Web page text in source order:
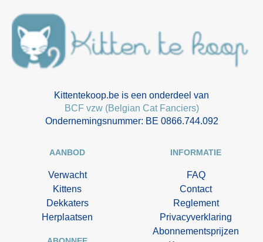
Kittentekoop.be is een onderdeel van
BCF vzw (Belgian Cat Fanciers)
Ondernemingsnummer: BE 0866.744.092
AANBOD
Verwacht
Kittens
Dekkaters
Herplaatsen
INFORMATIE
FAQ
Contact
Reglement
Privacyverklaring
Abonnementsprijzen